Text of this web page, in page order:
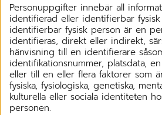
Personuppgifter innebär all
identifierad eller identifierbar
identifierbar fysisk person är en
identifieras, direkt eller indirekt,
hänvisning till en identifierare
identifikationsnummer, platsdata,
eller till en eller flera faktorer som
fysiska, fysiologiska, genetiska,
kulturella eller sociala identiteten
personen.